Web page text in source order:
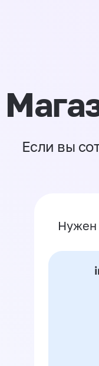
Если вы
Нужен